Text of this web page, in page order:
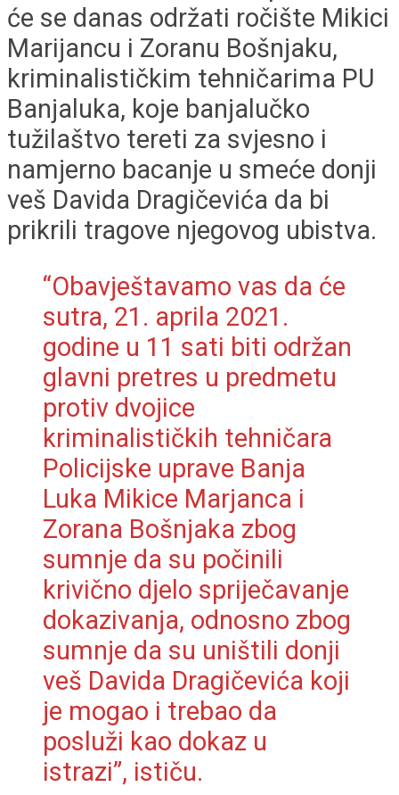
će se danas održati ročište Mikici
Marijancu i Zoranu Bošnjaku,
kriminalističkim tehničarima PU
Banjaluka, koje banjalučko
tužilaštvo tereti za svjesno i
namjerno bacanje u smeće donji
veš Davida Dragičevića da bi
prikrili tragove njegovog ubistva.
“Obavještavamo vas da će
sutra, 21. aprila 2021.
godine u 11 sati biti održan
glavni pretres u predmetu
protiv dvojice
kriminalističkih tehničara
Policijske uprave Banja
Luka Mikice Marjanca i
Zorana Bošnjaka zbog
sumnje da su počinili
krivično djelo spriječavanje
dokazivanja, odnosno zbog
sumnje da su uništili donji
veš Davida Dragičevića koji
je mogao i trebao da
posluži kao dokaz u
istrazi”, ističu.